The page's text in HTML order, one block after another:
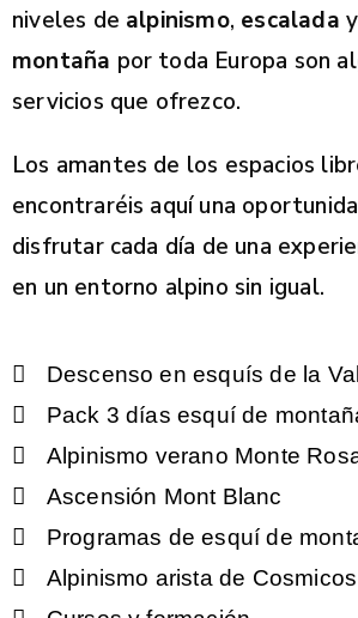
niveles de alpinismo, escalada y
montaña por toda Europa son
servicios que ofrezco.
Los amantes de los espacios
encontraréis aquí una
disfrutar cada día de una
en un entorno alpino sin igual.
Descenso en esquís de la
Pack 3 días esquí de
Alpinismo verano Monte
Ascensión Mont Blanc
Programas de esquí de
Alpinismo arista de Cosmicos